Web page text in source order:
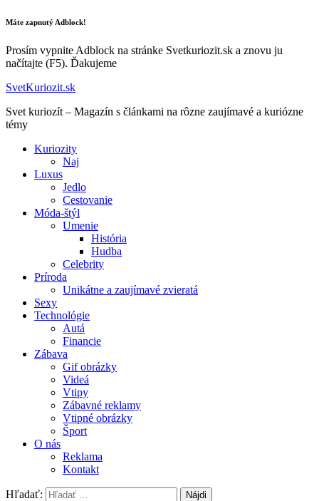
Máte zapnutý Adblock!
Prosím vypnite Adblock na stránke Svetkuriozit.sk a znovu ju
načítajte (F5). Ďakujeme
SvetKuriozit.sk
Svet kuriozít – Magazín s článkami na rôzne zaujímavé a kuriózne
témy
Kuriozity
Naj
Luxus
Jedlo
Cestovanie
Móda-štýl
Umenie
História
Hudba
Celebrity
Príroda
Unikátne a zaujímavé zvieratá
Sexy
Technológie
Autá
Financie
Zábava
Gif obrázky
Videá
Vtipy
Zábavné reklamy
Vtipné obrázky
Šport
O nás
Reklama
Kontakt
Hľadať: